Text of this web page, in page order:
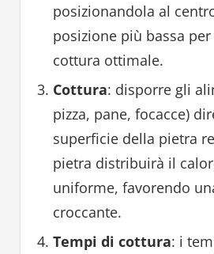
posizionandola al
posizione più bassa
cottura ottimale.
Cottura: disporre gli
pizza, pane, focacce)
superficie della pietra
pietra distribuirà il
uniforme, favorendo
croccante.
Tempi di cottura: i